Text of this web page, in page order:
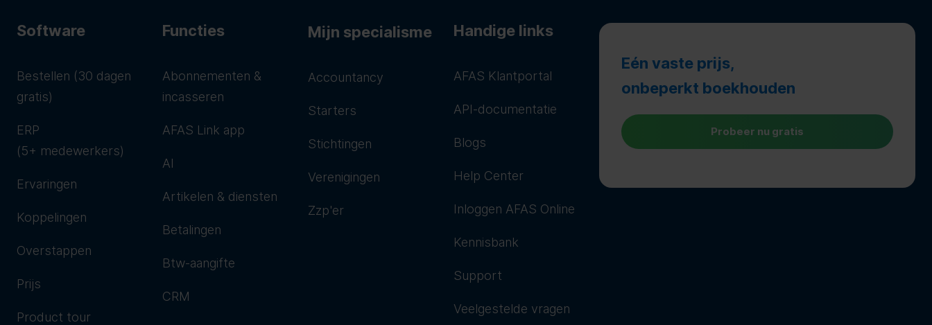
Software
Bestellen (30 dagen
gratis)
ERP
(5+ medewerkers)
Ervaringen
Koppelingen
Overstappen
Prijs
Product tour
Functies
Abonnementen &
incasseren
AFAS Link app
AI
Artikelen & diensten
Betalingen
Btw-aangifte
CRM
Mijn specialisme
Accountancy
Starters
Stichtingen
Verenigingen
Zzp'er
Handige links
AFAS Klantportal
API-documentatie
Blogs
Help Center
Inloggen AFAS Online
Kennisbank
Support
Veelgestelde vragen
Eén vaste prijs,
onbeperkt boekhouden
Probeer nu gratis